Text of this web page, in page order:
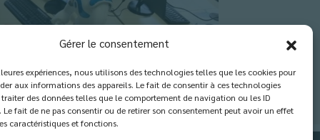
Gérer le consentement
expériences, nous utilisons des technologies telles que les cookies pour
aux informations des appareils. Le fait de consentir à ces technologies
des données telles que le comportement de navigation ou les ID
Le fait de ne pas consentir ou de retirer son consentement peut avoir un effet
caractéristiques et fonctions.